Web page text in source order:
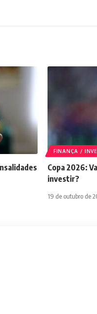
FINANÇA /
Copa 2026:
investir?
19 de outubro de